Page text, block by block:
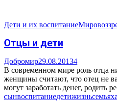
Дети и их воспитание
Отцы и дети
Добромир29.08.20134
В современном мире роль отца
женщины считают, что отец не
могут заработать денег, родить
сынвоспитаниедетижизньсемья